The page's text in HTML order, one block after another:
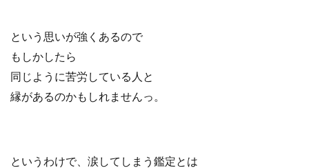
という思いが強くあるので
もしかしたら
同じように苦労している人と
縁があるのかもしれませんっ。
というわけで、涙してしまう鑑定とは